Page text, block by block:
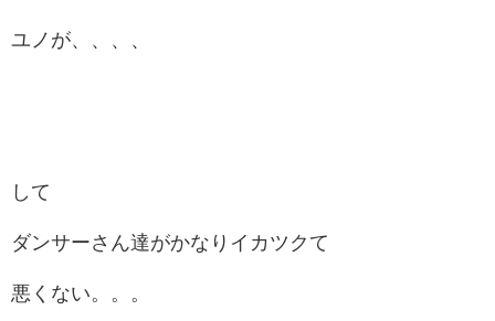
ユノが、、、、
して
ダンサーさん達がかなりイカツクて
悪くない。。。